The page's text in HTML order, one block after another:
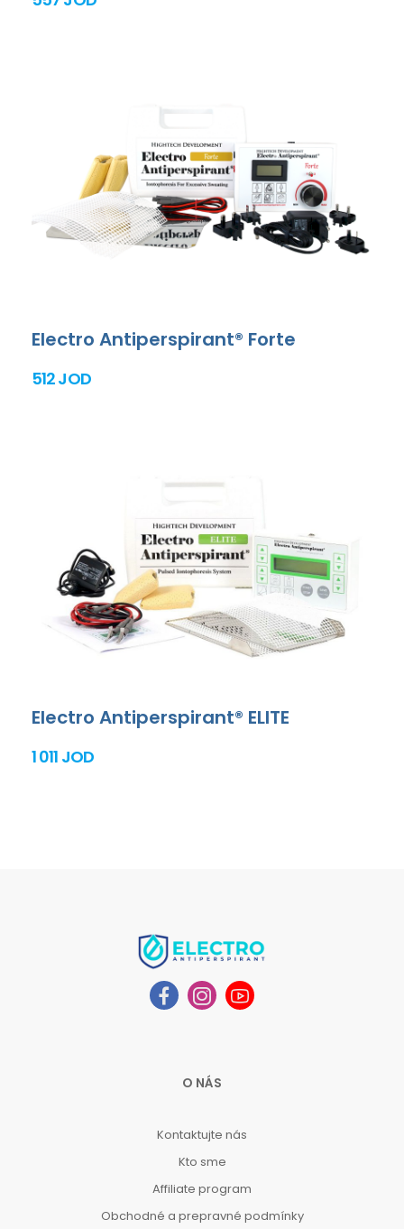
Electro Antiperspirant® Forte
512 JOD
Electro Antiperspirant® ELITE
1 011 JOD
O NÁS
Kontaktujte nás
Kto sme
Affiliate program
Obchodné a prepravné podmínky